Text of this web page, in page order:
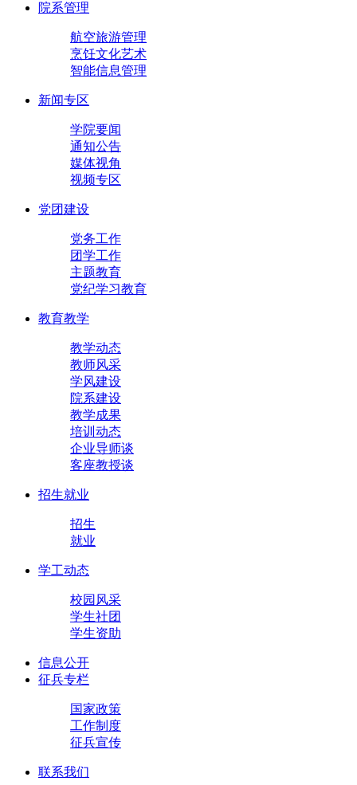
院系管理
航空旅游管理
烹饪文化艺术
智能信息管理
新闻专区
学院要闻
通知公告
媒体视角
视频专区
党团建设
党务工作
团学工作
主题教育
党纪学习教育
教育教学
教学动态
教师风采
学风建设
院系建设
教学成果
培训动态
企业导师谈
客座教授谈
招生就业
招生
就业
学工动态
校园风采
学生社团
学生资助
信息公开
征兵专栏
国家政策
工作制度
征兵宣传
联系我们